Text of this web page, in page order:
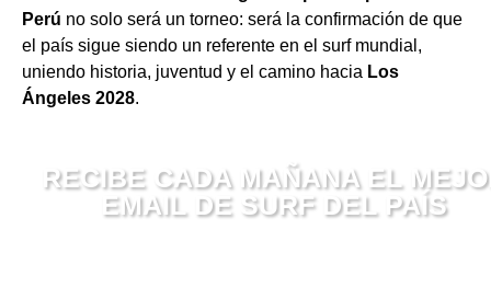
Perú no solo será un torneo: será la confirmación de que
el país sigue siendo un referente en el surf mundial,
uniendo historia, juventud y el camino hacia Los
Ángeles 2028.
RECIBE CADA MAÑANA EL
EMAIL DE SURF DEL PAÍS